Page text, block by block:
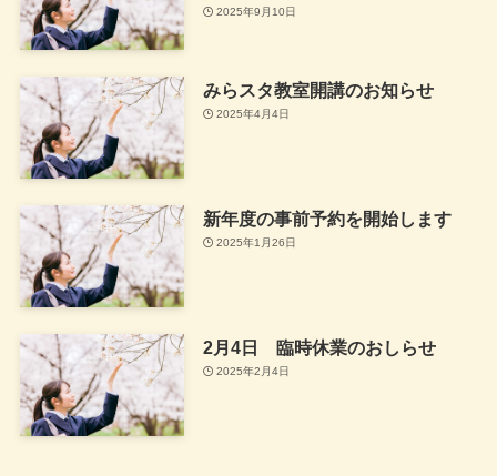
2025年9月10日
みらスタ教室開講のお知らせ
2025年4月4日
新年度の事前予約を開始します
2025年1月26日
2月4日 臨時休業のおしらせ
2025年2月4日